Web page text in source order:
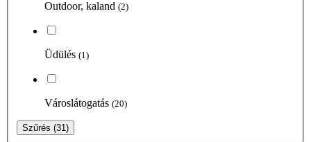
Outdoor, kaland (2)
Üdülés (1)
Városlátogatás (20)
Szűrés (31)